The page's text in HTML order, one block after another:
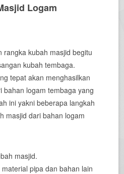
Logam
rangka kubah masjid begitu
kubah tembaga.
tepat akan menghasilkan
bahan logam tembaga yang
ini yakni beberapa langkah
masjid dari bahan logam
masjid.
pipa dan bahan lain